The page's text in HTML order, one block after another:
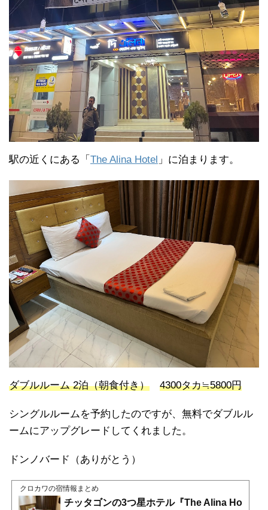
駅の近くにある「 The Alina Hotel 」に泊まります。
ダブルルーム 2泊（朝食付き） 4300タカ≒5800円
シングルルームを予約したのですが、無料でダブルル
ームにアップグレードしてくれました。
ドンノバード（ありがとう）
クロカワの宿情報まとめ
チッタゴンの3つ星ホテル『The Alina Ho